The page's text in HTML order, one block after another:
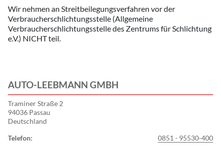
Wir nehmen an Streitbeilegungsverfahren vor der
Verbraucherschlichtungsstelle (Allgemeine
Verbraucherschlichtungsstelle des Zentrums für Schlichtung
e.V.) NICHT teil.
AUTO-LEEBMANN GMBH
Traminer Straße 2
94036 Passau
Deutschland
Telefon:
0851 - 95530-400